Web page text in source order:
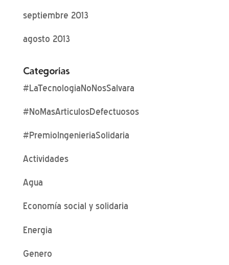
septiembre 2013
agosto 2013
Categorías
#LaTecnologiaNoNosSalvara
#NoMasArticulosDefectuosos
#PremioIngenieriaSolidaria
Actividades
Agua
Economía social y solidaria
Energia
Genero